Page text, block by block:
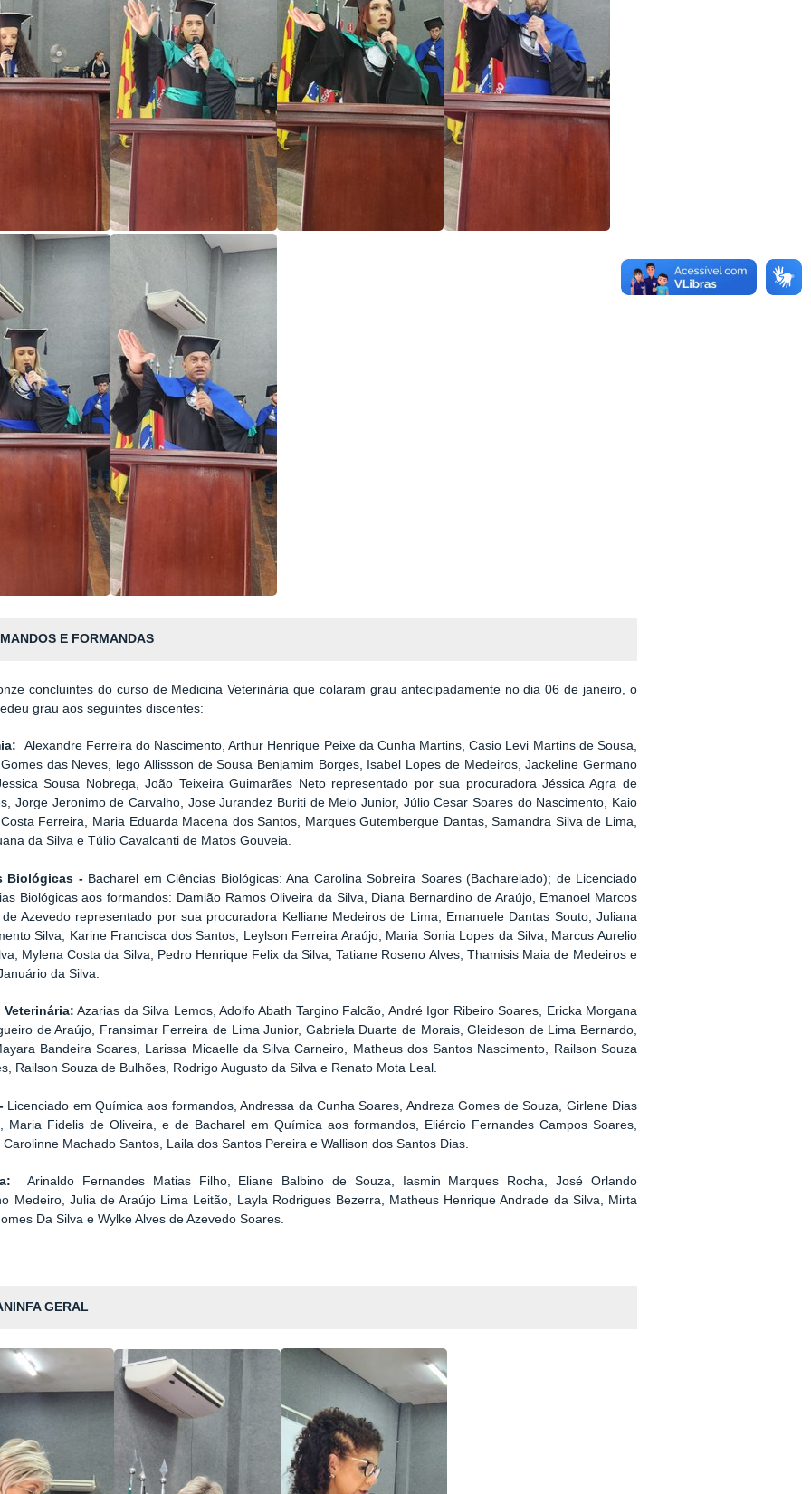
E FORMANDAS
concluintes do curso de Medicina Veterinária que colaram grau antecipadamente no dia 06 de janeiro, o
grau aos seguintes discentes:
Alexandre Ferreira do Nascimento, Arthur Henrique Peixe da Cunha Martins, Casio Levi Martins de Sousa,
das Neves, lego Allissson de Sousa Benjamim Borges, Isabel Lopes de Medeiros, Jackeline Germano
Sousa Nobrega, João Teixeira Guimarães Neto representado por sua procuradora Jéssica Agra de
Jorge Jeronimo de Carvalho, Jose Jurandez Buriti de Melo Junior, Júlio Cesar Soares do Nascimento, Kaio
Ferreira, Maria Eduarda Macena dos Santos, Marques Gutembergue Dantas, Samandra Silva de Lima,
da Silva e Túlio Cavalcanti de Matos Gouveia.
Biológicas - Bacharel em Ciências Biológicas: Ana Carolina Sobreira Soares (Bacharelado); de Licenciado
Biológicas aos formandos: Damião Ramos Oliveira da Silva, Diana Bernardino de Araújo, Emanoel Marcos
Azevedo representado por sua procuradora Kelliane Medeiros de Lima, Emanuele Dantas Souto, Juliana
Silva, Karine Francisca dos Santos, Leylson Ferreira Araújo, Maria Sonia Lopes da Silva, Marcus Aurelio
Mylena Costa da Silva, Pedro Henrique Felix da Silva, Tatiane Roseno Alves, Thamisis Maia de Medeiros e
da Silva.
Azarias da Silva Lemos, Adolfo Abath Targino Falcão, André Igor Ribeiro Soares, Ericka Morgana
de Araújo, Fransimar Ferreira de Lima Junior, Gabriela Duarte de Morais, Gleideson de Lima Bernardo,
Bandeira Soares, Larissa Micaelle da Silva Carneiro, Matheus dos Santos Nascimento, Railson Souza
Railson Souza de Bulhões, Rodrigo Augusto da Silva e Renato Mota Leal.
Licenciado em Química aos formandos, Andressa da Cunha Soares, Andreza Gomes de Souza, Girlene Dias
Maria Fidelis de Oliveira, e de Bacharel em Química aos formandos, Eliércio Fernandes Campos Soares,
Carolinne Machado Santos, Laila dosSantos Pereira e Wallison dos Santos Dias.
Arinaldo Fernandes Matias Filho, Eliane Balbino de Souza, Iasmin Marques Rocha, José Orlando
Medeiro, Julia de Araújo Lima Leitão, Layla Rodrigues Bezerra, Matheus Henrique Andrade da Silva, Mirta
Da Silva e Wylke Alves de Azevedo Soares.
GERAL